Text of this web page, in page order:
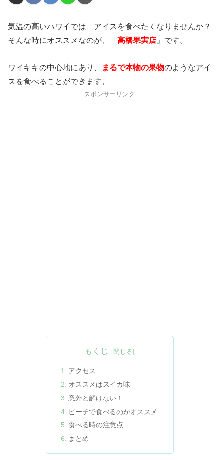
気温の高いハワイでは、アイスを食べたくなりませんか？
そんな時にオススメなのが、「 高橋果実店 」です。
ワイキキの中心地にあり、 まるで本物の果物のようなアイ
スを食べることができます。
スポンサーリンク
もくじ
アクセス
オススメはスイカ味
意外と解けない！
ビーチで食べるのがオススメ
食べる時の注意点
まとめ